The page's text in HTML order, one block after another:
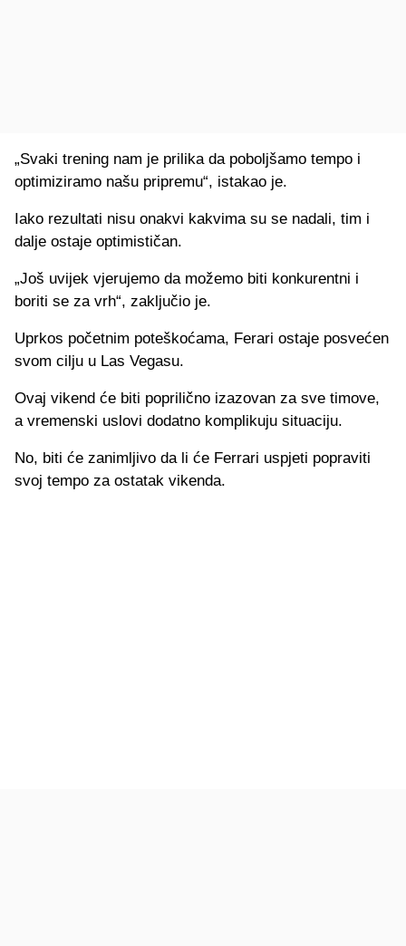
„Svaki trening nam je prilika da poboljšamo tempo i
optimiziramo našu pripremu“, istakao je.
Iako rezultati nisu onakvi kakvima su se nadali, tim i
dalje ostaje optimističan.
„Još uvijek vjerujemo da možemo biti konkurentni i
boriti se za vrh“, zaključio je.
Uprkos početnim poteškoćama, Ferari ostaje posvećen
svom cilju u Las Vegasu.
Ovaj vikend će biti poprilično izazovan za sve timove,
a vremenski uslovi dodatno komplikuju situaciju.
No, biti će zanimljivo da li će Ferrari uspjeti popraviti
svoj tempo za ostatak vikenda.